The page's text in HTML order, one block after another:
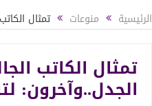
الرئيسية منوعات تمثال
تمثال الكاتب
الجدل..وآخرون: